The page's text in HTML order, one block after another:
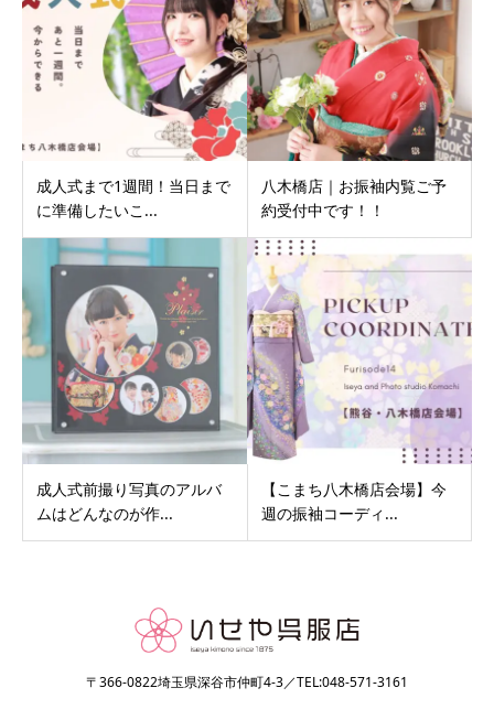
成人式まで1週間！当日まで
に準備したいこ...
八木橋店｜お振袖内覧ご予
約受付中です！！
成人式前撮り写真のアルバ
ムはどんなのが作...
【こまち八木橋店会場】今
週の振袖コーディ...
〒366-0822埼玉県深谷市仲町4-3／TEL:048-571-3161